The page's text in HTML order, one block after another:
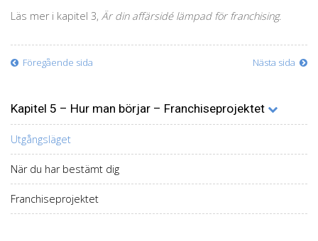
Läs mer i kapitel 3, Är din affärsidé lämpad för franchising.
Föregående sida Nästa sida
Kapitel 5 – Hur man börjar – Franchiseprojektet
Utgångsläget
När du har bestämt dig
Franchiseprojektet